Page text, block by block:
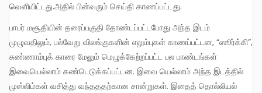
வெளியிட்டது.அதில் பின்வரும் செய்தி காணப்பட்டது.
பாபர் மசூதியின் தரைப்பகுதி தோண்டப்பட்டபோது அந்த இடம்
முழுவதிலும், பல்வேறு விலங்குகளின் எலும்புகள் காணப்பட்டன, “ஸூர்க்கி”,
சுண்ணாம்புக் காரை மேலும் மெழுக்கேற்றப்பட்ட பல பாண்டங்கள்
இவையெல்லாம் கண்டெடுக்கப்பட்டன. இவை யெல்லாம் அந்த இடத்தில்
முஸ்லிம்கள் வசித்து வந்தததற்கான சான்றுகள். இதைத் தொல்லியல்